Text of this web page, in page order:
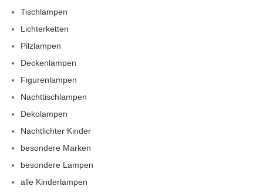
Tischlampen
Lichterketten
Pilzlampen
Deckenlampen
Figurenlampen
Nachttischlampen
Dekolampen
Nachtlichter Kinder
besondere Marken
besondere Lampen
alle Kinderlampen